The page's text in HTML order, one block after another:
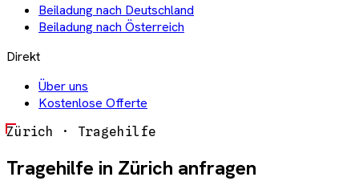
Beiladung nach Deutschland
Beiladung nach Österreich
Direkt
Über uns
Kostenlose Offerte
Zürich · Tragehilfe
Tragehilfe in Zürich anfragen